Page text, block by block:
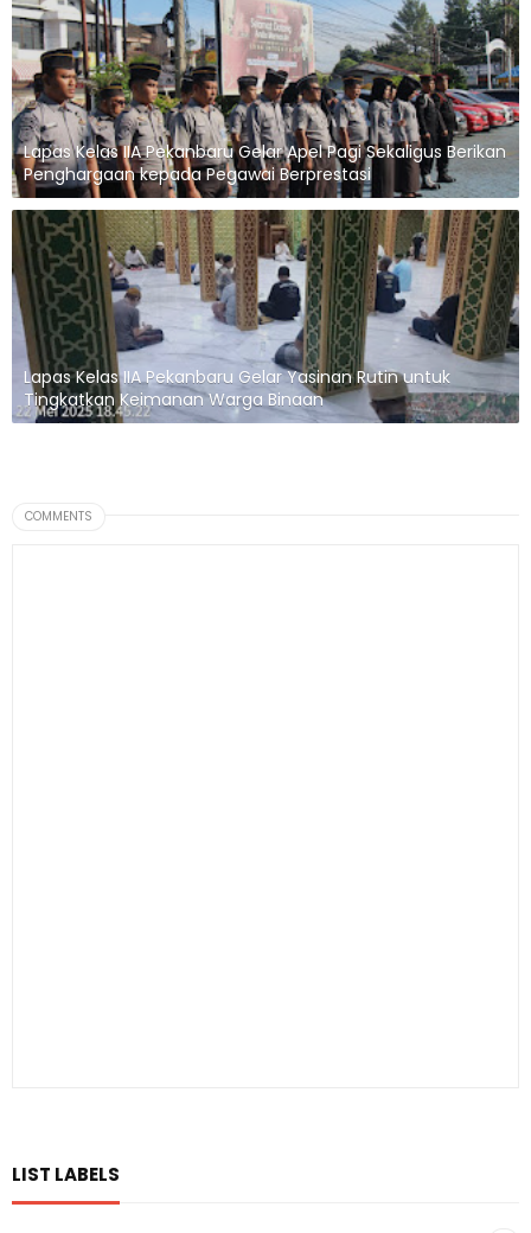
Lapas Kelas IIA Pekanbaru Gelar Apel Pagi Sekaligus Berikan
Penghargaan kepada Pegawai Berprestasi
Lapas Kelas IIA Pekanbaru Gelar Yasinan Rutin untuk
Tingkatkan Keimanan Warga Binaan
COMMENTS
LIST LABELS